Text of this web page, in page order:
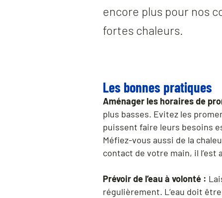
encore plus pour nos
fortes chaleurs.
Les bonnes pratiques
Aménager les horaires de
plus basses. Evitez les
puissent faire leurs besoins
Méfiez-vous aussi de la
contact de votre main, il l’est
Prévoir de l’eau à volonté :
régulièrement. L’eau doit